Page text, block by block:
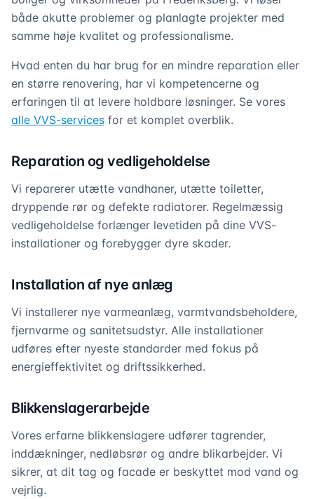
både akutte problemer og planlagte projekter med
samme høje kvalitet og professionalisme.
Hvad enten du har brug for en mindre reparation eller
en større renovering, har vi kompetencerne og
erfaringen til at levere holdbare løsninger. Se vores
alle VVS-services for et komplet overblik.
Reparation og vedligeholdelse
Vi reparerer utætte vandhaner, utætte toiletter,
dryppende rør og defekte radiatorer. Regelmæssig
vedligeholdelse forlænger levetiden på dine VVS-
installationer og forebygger dyre skader.
Installation af nye anlæg
Vi installerer nye varmeanlæg, varmtvandsbeholdere,
fjernvarme og sanitetsudstyr. Alle installationer
udføres efter nyeste standarder med fokus på
energieffektivitet og driftssikkerhed.
Blikkenslagerarbejde
Vores erfarne blikkenslagere udfører tagrender,
inddækninger, nedløbsrør og andre blikarbejder. Vi
sikrer, at dit tag og facade er beskyttet mod vand og
vejrlig.